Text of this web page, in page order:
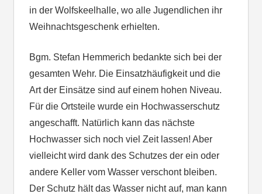
in der Wolfskeelhalle, wo alle Jugendlichen ihr
Weihnachtsgeschenk erhielten.
Bgm. Stefan Hemmerich bedankte sich bei der
gesamten Wehr. Die Einsatzhäufigkeit und die
Art der Einsätze sind auf einem hohen Niveau.
Für die Ortsteile wurde ein Hochwasserschutz
angeschafft. Natürlich kann das nächste
Hochwasser sich noch viel Zeit lassen! Aber
vielleicht wird dank des Schutzes der ein oder
andere Keller vom Wasser verschont bleiben.
Der Schutz hält das Wasser nicht auf, man kann